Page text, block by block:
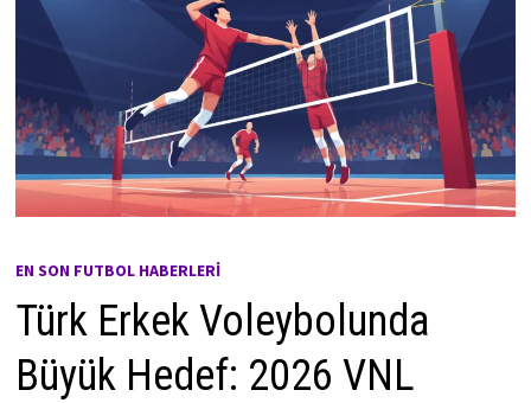
EN SON FUTBOL HABERLERI
Türk Erkek Voleybolunda
Büyük Hedef: 2026 VNL